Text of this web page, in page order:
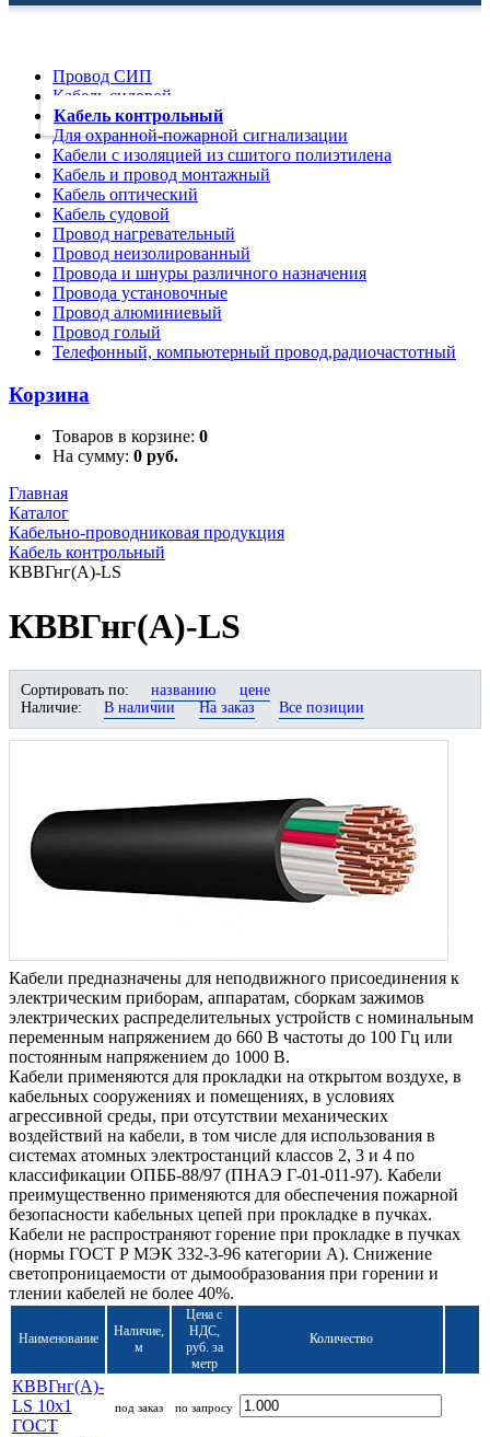
Провод СИП
Кабель силовой
Кабель контрольный
Для охранной-пожарной сигнализации
Кабели с изоляцией из сшитого полиэтилена
Кабель и провод монтажный
Кабель оптический
Кабель судовой
Провод нагревательный
Провод неизолированный
Провода и шнуры различного назначения
Провода установочные
Провод алюминиевый
Провод голый
Телефонный, компьютерный провод,радиочастотный
Корзина
Товаров в корзине: 0
На сумму: 0 руб.
Главная
Каталог
Кабельно-проводниковая продукция
Кабель контрольный
КВВГнг(А)-LS
КВВГнг(А)-LS
Сортировать по: названию
цене
Наличие: В наличии На заказ Все позиции
Кабели предназначены для неподвижного присоединения к
электрическим приборам, аппаратам, сборкам зажимов
электрических распределительных устройств с номинальным
переменным напряжением до 660 В частоты до 100 Гц или
постоянным напряжением до 1000 В.
Кабели применяются для прокладки на открытом воздухе, в
кабельных сооружениях и помещениях, в условиях
агрессивной среды, при отсутствии механических
воздействий на кабели, в том числе для использования в
системах атомных электростанций классов 2, 3 и 4 по
классификации ОПББ-88/97 (ПНАЭ Г-01-011-97). Кабели
преимущественно применяются для обеспечения пожарной
безопасности кабельных цепей при прокладке в пучках.
Кабели не распространяют горение при прокладке в пучках
(нормы ГОСТ Р МЭК 332-3-96 категории А). Снижение
светопроницаемости от дымообразования при горении и
тлении кабелей не более 40%.
Наименование
Наличие,
м
Цена с
НДС,
руб. за
метр
Количество
КВВГнг(А)-
LS 10х1
ГОСТ
под заказ по запросу